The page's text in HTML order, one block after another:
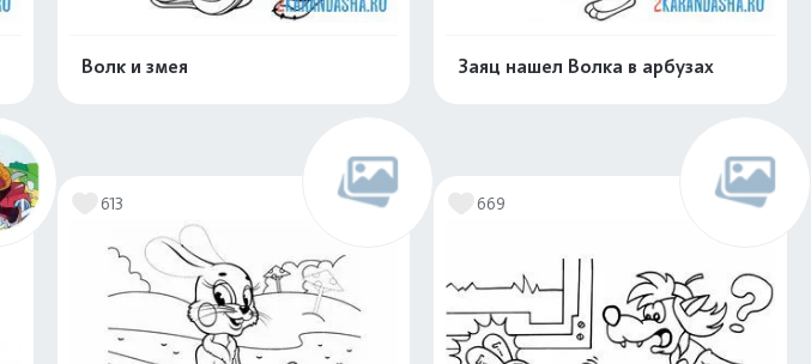
Волк и змея Заяц нашел Волка в арбузах
613 669